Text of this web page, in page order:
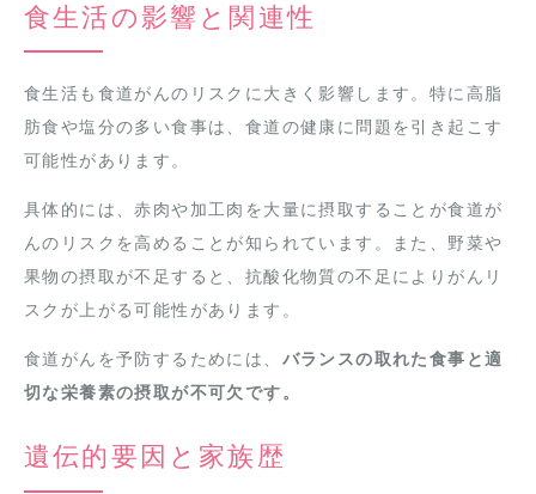
食生活の影響と関連性
食生活も食道がんのリスクに大きく影響します。特に高脂
肪食や塩分の多い食事は、食道の健康に問題を引き起こす
可能性があります。
具体的には、赤肉や加工肉を大量に摂取することが食道が
んのリスクを高めることが知られています。また、野菜や
果物の摂取が不足すると、抗酸化物質の不足によりがんリ
スクが上がる可能性があります。
食道がんを予防するためには、 バランスの取れた食事と適
切な栄養素の摂取が不可欠です。
遺伝的要因と家族歴